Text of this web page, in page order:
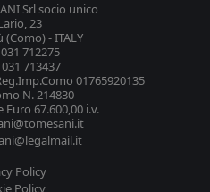
Srl socio unico
23
(Como) - ITALY
712275
713437
01765920135
N. 214830
Euro 67.600,00 i.v.
Policy
Policy